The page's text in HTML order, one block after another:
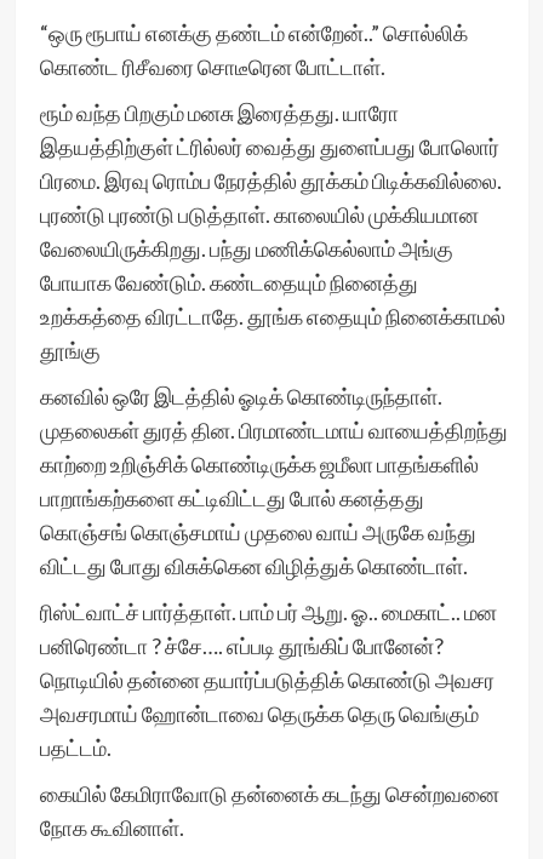
“ஒரு ரூபாய் எனக்கு தண்டம் என்றேன்..” சொல்லிக்
கொண்ட ரிசீவரை சொடீரென போட்டாள்.
ரூம் வந்த பிறகும் மனசு இரைத்தது. யாரோ
இதயத்திற்குள் ட்ரில்லர் வைத்து துளைப்பது போலொர்
பிரமை. இரவு ரொம்ப நேரத்தில் தூக்கம் பிடிக்கவில்லை.
புரண்டு புரண்டு படுத்தாள். காலையில் முக்கியமான
வேலையிருக்கிறது. பந்து மணிக்கெல்லாம் அங்கு
போயாக வேண்டும். கண்டதையும் நினைத்து
உறக்கத்தை விரட்டாதே. தூங்க எதையும் நினைக்காமல்
தூங்கு
கனவில் ஒரே இடத்தில் ஓடிக் கொண்டிருந்தாள்.
முதலைகள் துரத் தின. பிரமாண்டமாய் வாயைத்திறந்து
காற்றை உறிஞ்சிக் கொண்டிருக்க ஜமீலா பாதங்களில்
பாறாங்கற்களை கட்டிவிட்டது போல் கனத்தது
கொஞ்சங் கொஞ்சமாய் முதலை வாய் அருகே வந்து
விட்டது போது விசுக்கென விழித்துக் கொண்டாள்.
ரிஸ்ட்வாட்ச் பார்த்தாள். பாம் பர் ஆறு. ஓ.. மைகாட்.. மன
பனிரெண்டா ? ச்சே…. எப்படி தூங்கிப் போனேன்?
நொடியில் தன்னை தயார்ப்படுத்திக் கொண்டு அவசர
அவசரமாய் ஹோன்டாவை தெருக்க தெரு வெங்கும்
பதட்டம்.
கையில் கேமிராவோடு தன்னைக் கடந்து சென்றவனை
நோக கூவினாள்.